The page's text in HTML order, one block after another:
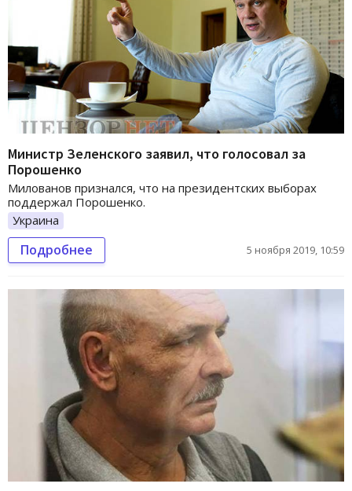
Министр Зеленского заявил, что голосовал за
Порошенко
Милованов признался, что на президентских выборах
поддержал Порошенко.
Украина
Подробнее 5 ноября 2019, 10:59